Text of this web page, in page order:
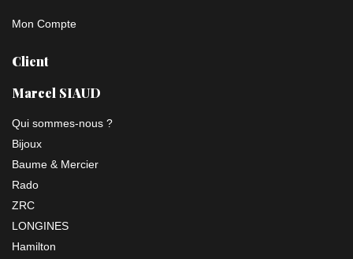
Mon Compte
Client
Marcel SIAUD
Qui sommes-nous ?
Bijoux
Baume & Mercier
Rado
ZRC
LONGINES
Hamilton